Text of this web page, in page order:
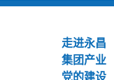
走进永昌
集团产业
党的建设